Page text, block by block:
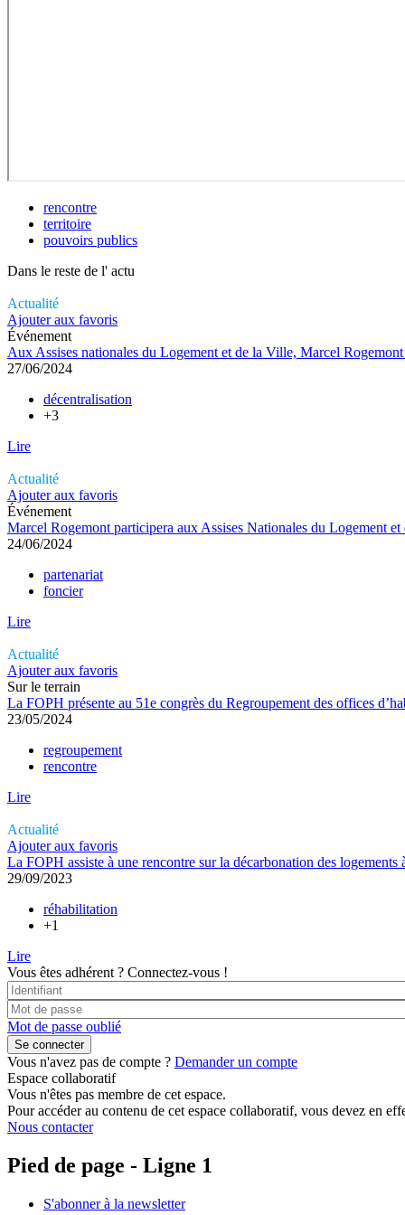
rencontre
territoire
pouvoirs publics
Dans le reste de l' actu
Actualité
Ajouter aux favoris
Événement
Aux Assises nationales du Logement et de la Ville, Marcel
27/06/2024
décentralisation
+3
Lire
Actualité
Ajouter aux favoris
Événement
Marcel Rogemont participera aux Assises Nationales du Logement
24/06/2024
partenariat
foncier
Lire
Actualité
Ajouter aux favoris
Sur le terrain
La FOPH présente au 51e congrès du Regroupement des offices
23/05/2024
regroupement
rencontre
Lire
Actualité
Ajouter aux favoris
La FOPH assiste à une rencontre sur la décarbonation des
29/09/2023
réhabilitation
+1
Lire
Vous êtes adhérent ? Connectez-vous !
Mot de passe oublié
Vous n'avez pas de compte ? Demander un compte
Espace collaboratif
Vous n'êtes pas membre de cet espace.
Pour accéder au contenu de cet espace collaboratif, vous devez en
Nous contacter
Pied de page - Ligne 1
S'abonner à la newsletter